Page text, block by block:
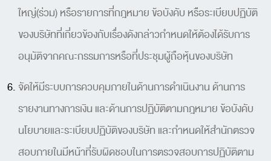
ใหญ่(ร่วม) หรือรายการที่กฎหมาย ข้อบังคับ หรือระเบียบปฏิบัติ
ของบริษัทที่เกี่ยวข้องกับเรื่องดังกล่าวกำหนดให้ต้องได้รับการ
อนุมัติจากคณะกรรมการหรือที่ประชุมผู้ถือหุ้นของบริษัท
จัดให้มีระบบการควบคุมภายในด้านการดำเนินงาน ด้านการ
รายงานทางการเงิน และด้านการปฏิบัติตามกฎหมาย ข้อบังคับ
นโยบายและระเบียบปฏิบัติของบริษัท และกำหนดให้สำนักตรวจ
สอบภายในมีหน้าที่รับผิดชอบในการตรวจสอบการปฏิบัติตาม